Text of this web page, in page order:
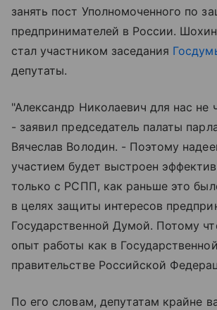
занять пост Уполномоченного по
предпринимателей в России.
стал участником заседания
депутаты.
"Александр Николаевич для нас не
- заявил председатель палаты
Вячеслав Володин. - Поэтому
участием будет выстроен
только с РСПП, как раньше это
в целях защиты интересов
Государственной Думой. Потому
опыт работы как в
правительстве Российской
По его словам, депутатам крайне